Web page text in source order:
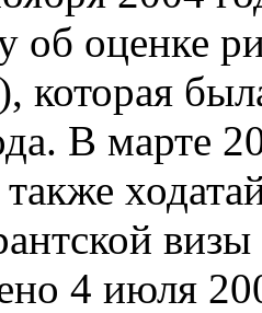
об оценке
В марте
4 июля